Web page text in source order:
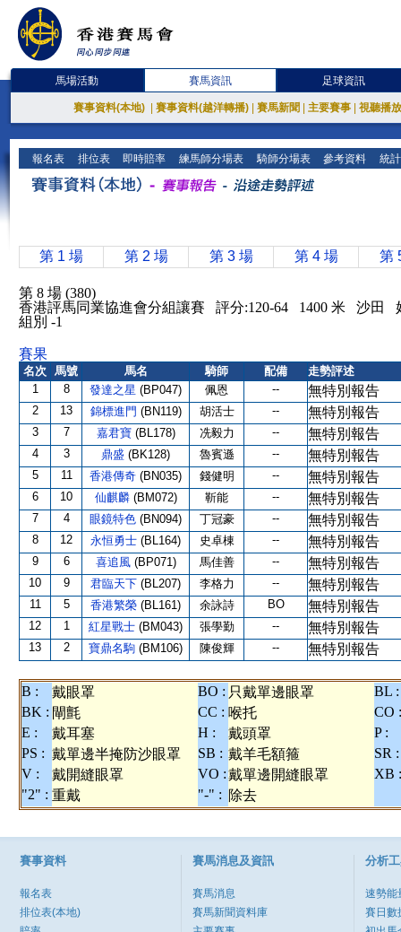
馬場活動 賽馬資訊 足球資訊
賽事資料(本地) 賽事資料(越洋轉播) 賽馬新聞 主要賽事 視聽播
報名表 排位表 即時賠率 練馬師分場表 騎師分場表 參考資料 統
第 1 場 第 2 場 第 3 場 第 4 場 第
第 8 場 (380)
香港評馬同業協進會分組讓賽 評分:120-64 1400 米 沙田
組別 -1
賽果
名次 馬號 馬名 騎師 配備
走勢評述
1
8 發達之星 (BP047) 佩恩 -- 無特別報告
2 13 錦標進門 (BN119) 胡活士 -- 無特別報告
3 7 嘉君寶 (BL178) 冼毅力 -- 無特別報告
4 3 鼎盛 (BK128) 魯賓遜 -- 無特別報告
5 11 香港傳奇 (BN035) 錢健明 -- 無特別報告
6 10 仙麒麟 (BM072) 靳能 -- 無特別報告
7 4 眼鏡特色 (BN094) 丁冠豪 -- 無特別報告
8 12 永恒勇士 (BL164) 史卓棟 -- 無特別報告
9 6 喜追風 (BP071) 馬佳善 -- 無特別報告
10 9 君臨天下 (BL207) 李格力 -- 無特別報告
11 5 香港繁榮 (BL161) 余詠詩 BO 無特別報告
12 1 紅星戰士 (BM043) 張學勤 -- 無特別報告
13 2 寶鼎名駒 (BM106) 陳俊輝 -- 無特別報告
B : 戴眼罩 BO : 只戴單邊眼罩
BL :
BK : 閘氈 CC : 喉托
CO :
E :
戴耳塞 H : 戴頭罩
P :
PS : 戴單邊半掩防沙眼罩 SB : 戴羊毛額箍
SR :
V :
戴開縫眼罩 VO :戴單邊開縫眼罩
XB :
"2" : 重戴 "-" : 除去
賽事資料
報名表
排位表(本地)
賽馬消息及資訊
賽馬消息
賽馬新聞資料庫
分析
速勢能
賽日數